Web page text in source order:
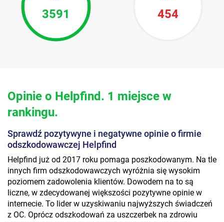
3591 454
Opinie o Helpfind. 1 miejsce w
rankingu.
Sprawdź pozytywyne i negatywne opinie o firmie
odszkodowawczej Helpfind
Helpfind już od 2017 roku pomaga poszkodowanym. Na tle
innych firm odszkodowawczych wyróżnia się wysokim
poziomem zadowolenia klientów. Dowodem na to są
liczne, w zdecydowanej większości pozytywne opinie w
internecie. To lider w uzyskiwaniu najwyższych świadczeń
z OC. Oprócz odszkodowań za uszczerbek na zdrowiu